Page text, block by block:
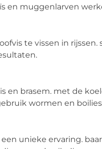
en muggenlarven
te vissen in
en brasem. met de
wormen en boilies
unieke ervaring.